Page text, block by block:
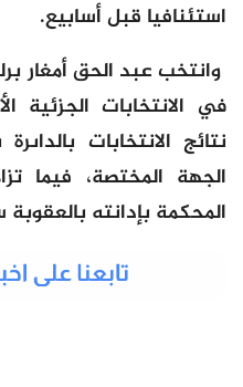
استئنافيا قبل أسابيع.
وانتخب عبد الحق أمغار
في الانتخابات الجزئية
نتائج الانتخابات
الجهة المختصة، فيما
المحكمة بإدانته بالعقوبة